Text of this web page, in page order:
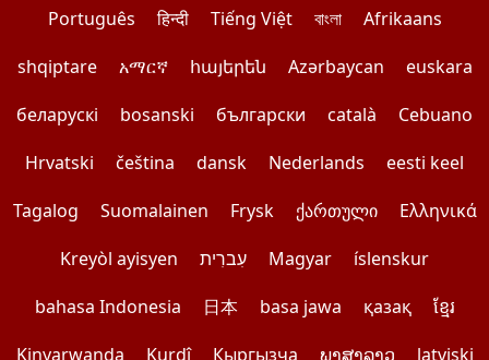
Português
हिन्दी Tiếng Việt বাংলা
Afrikaans
shqiptare
አማርኛ հայերեն Azərbaycan
euskara
беларускі
bosanski български català
Cebuano
Hrvatski
čeština dansk Nederlands
eesti keel
Tagalog
Suomalainen Frysk ქართული
Ελληνικά
Kreyòl ayisyen
עִברִית Magyar
íslenskur
bahasa Indonesia
日本 basa jawa қазақ
ខ្មែរ
Kinyarwanda
Kurdî Кыргызча ພາສາລາວ
latviski